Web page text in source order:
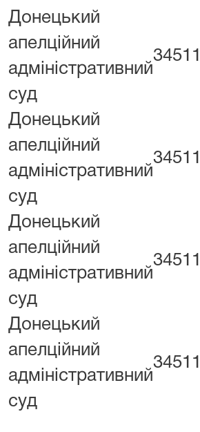
Донецький
апелційний
адміністративний
суд
Донецький
апелційний
адміністративний
суд
Донецький
апелційний
адміністративний
суд
Донецький
апелційний
адміністративний
суд